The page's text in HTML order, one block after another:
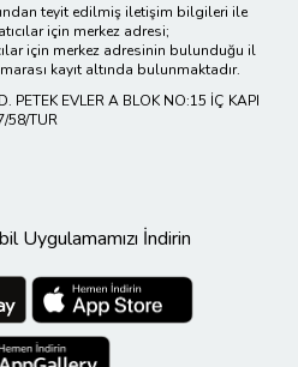
teyit edilmiş iletişim bilgileri ile
için merkez adresi;
için merkez adresinin bulunduğu il
kayıt altında bulunmaktadır.
PETEK EVLER A BLOK NO:15 İÇ KAPI
58/TUR
Uygulamamızı İndirin